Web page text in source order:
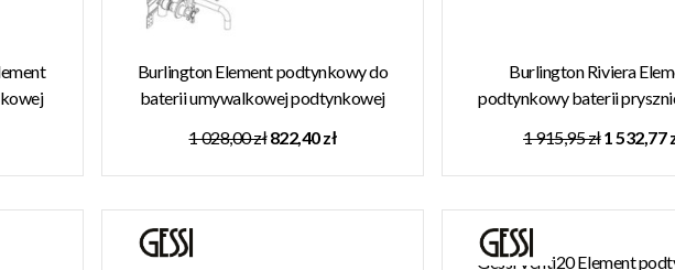
Burlington Element podtynkowy do
baterii umywalkowej podtynkowej
1 028,00 zł822,40 zł
Burlington Riviera
podtynkowy baterii
1 915,95 zł1 532,77
Gessi Venti20 Element